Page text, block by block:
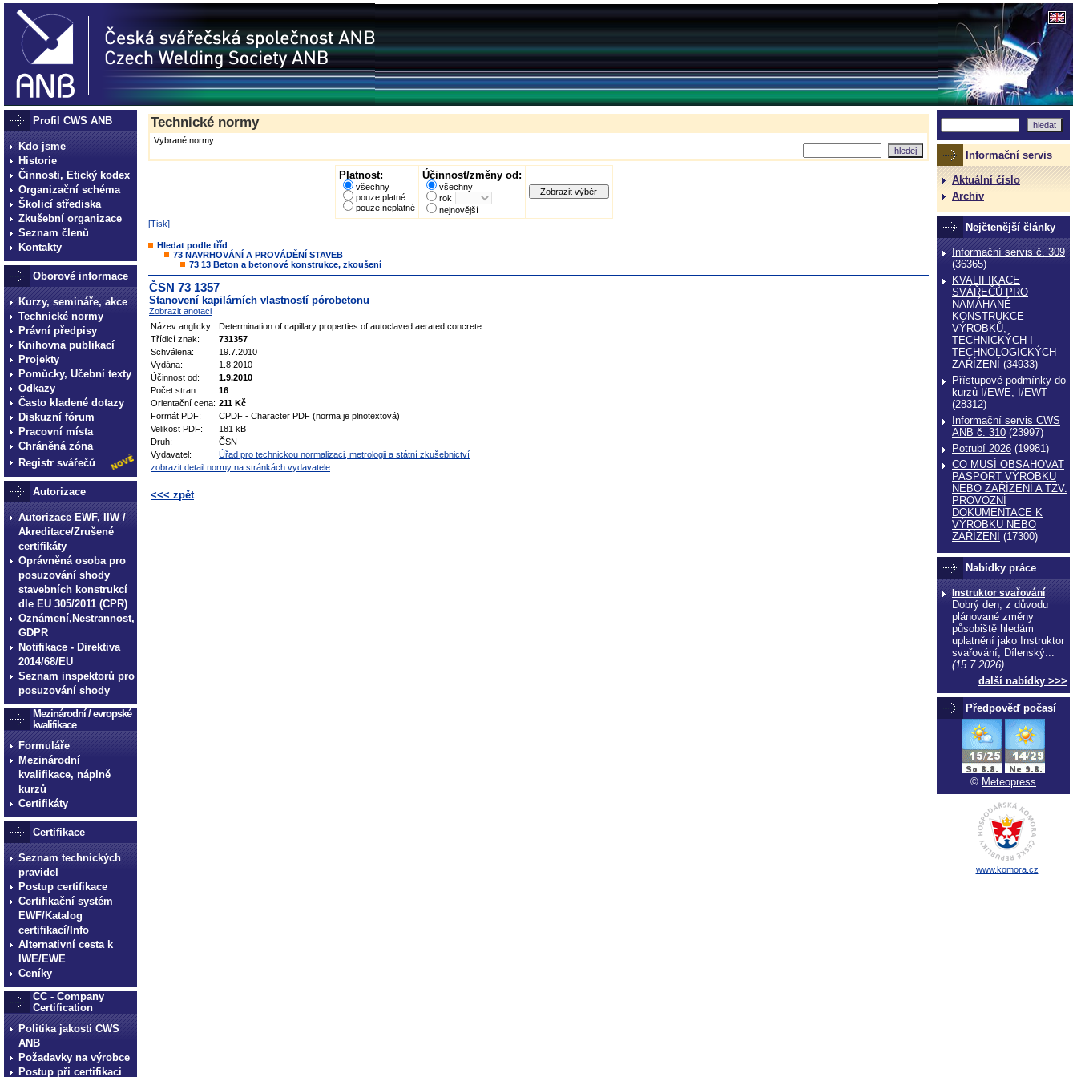
Profil CWS ANB
Kdo jsme
Historie
Činnosti, Etický kodex
Organizační schéma
Školicí střediska
Zkušební organizace
Seznam členů
Kontakty
Oborové informace
Kurzy, semináře, akce
Technické normy
Právní předpisy
Knihovna publikací
Projekty
Pomůcky, Učební texty
Odkazy
Často kladené dotazy
Diskuzní fórum
Pracovní místa
Chráněná zóna
Registr svářečů
Autorizace
Autorizace EWF, IIW /
Akreditace/Zrušené
certifikáty
Oprávněná osoba pro
posuzování shody
stavebních konstrukcí
dle EU 305/2011 (CPR)
Oznámení,Nestrannost,
GDPR
Notifikace - Direktiva
2014/68/EU
Seznam inspektorů pro
posuzování shody
Mezinárodní / evropské
kvalifikace
Formuláře
Mezinárodní
kvalifikace, náplně
kurzů
Certifikáty
Certifikace
Seznam technických
pravidel
Postup certifikace
Certifikační systém
EWF/Katalog
certifikací/Info
Alternativní cesta k
IWE/EWE
Ceníky
CC - Company
Certification
Politika jakosti CWS
ANB
Požadavky na výrobce
Postup při certifikaci
Technické normy
Vybrané normy.
Platnost:
všechny
pouze platné
pouze neplatné
Účinnost/změny od:
všechny
rok
nejnovější
[Tisk]
Hledat podle tříd
73 NAVRHOVÁNÍ A PROVÁDĚNÍ STAVEB
73 13 Beton a betonové konstrukce, zkoušení
ČSN 73 1357
Stanovení kapilárních vlastností pórobetonu
Zobrazit anotaci
Název anglicky:
Determination of capillary properties of autoclaved aerated concrete
Třídicí znak:
731357
Schválena:
19.7.2010
Vydána:
1.8.2010
Účinnost od:
1.9.2010
Počet stran:
16
Orientační cena: 211 Kč
Formát PDF:
CPDF - Character PDF (norma je plnotextová)
Velikost PDF:
181 kB
Druh:
ČSN
Vydavatel:
Úřad pro technickou normalizaci, metrologii a státní zkušebnictví
zobrazit detail normy na stránkách vydavatele
<<< zpět
Informační servis
Aktuální číslo
Archiv
Nejčtenější články
Informační servis č. 309
(36365)
KVALIFIKACE
SVÁŘEČŮ PRO
NAMÁHANÉ
KONSTRUKCE
VÝROBKŮ,
TECHNICKÝCH I
TECHNOLOGICKÝCH
ZAŔÍZENÍ (34933)
Přístupové podmínky do
kurzů I/EWE, I/EWT
(28312)
Informační servis CWS
ANB č. 310 (23997)
Potrubí 2026 (19981)
CO MUSÍ OBSAHOVAT
PASPORT VÝROBKU
NEBO ZAŘÍZENÍ A TZV.
PROVOZNÍ
DOKUMENTACE K
VÝROBKU NEBO
ZAŘÍZENÍ (17300)
Nabídky práce
Instruktor svařování
Dobrý den, z důvodu
plánované změny
působiště hledám
uplatnění jako Instruktor
svařování, Dílenský...
(15.7.2026)
další nabídky >>>
Předpověď počasí
© Meteopress
www.komora.cz